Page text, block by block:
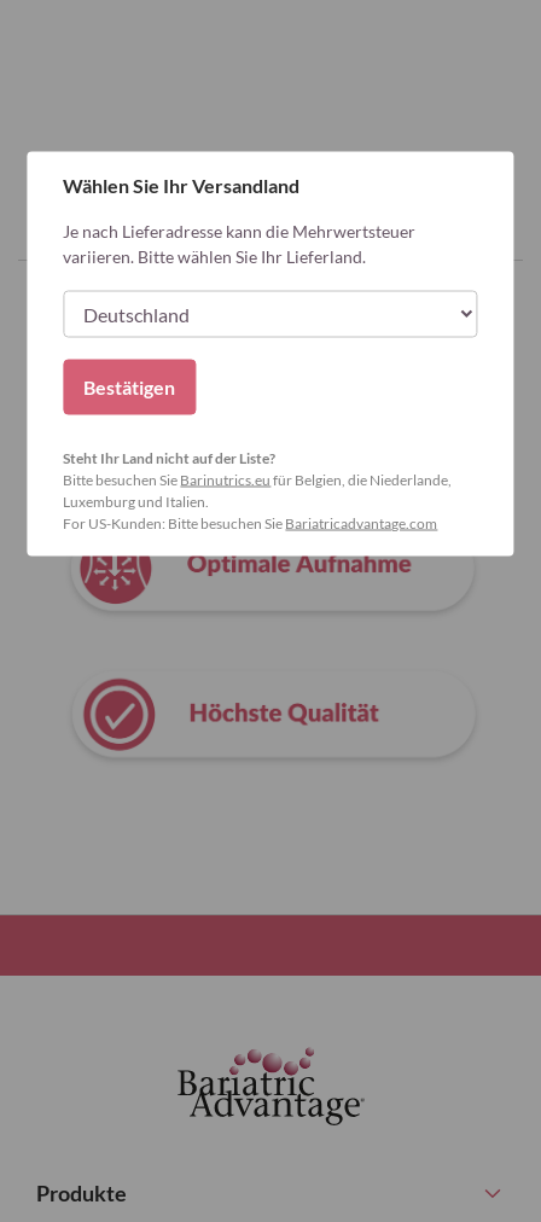
Warum Bariatric Advantage wählen?
Produkte
Wählen Sie Ihr Versandland
Je nach Lieferadresse kann die Mehrwertsteuer
variieren. Bitte wählen Sie Ihr Lieferland.
Bestätigen
Steht Ihr Land nicht auf der Liste?
Bitte besuchen Sie Barinutrics.eu für Belgien, die Niederlande,
Luxemburg und Italien.
For US-Kunden: Bitte besuchen Sie Bariatricadvantage.com